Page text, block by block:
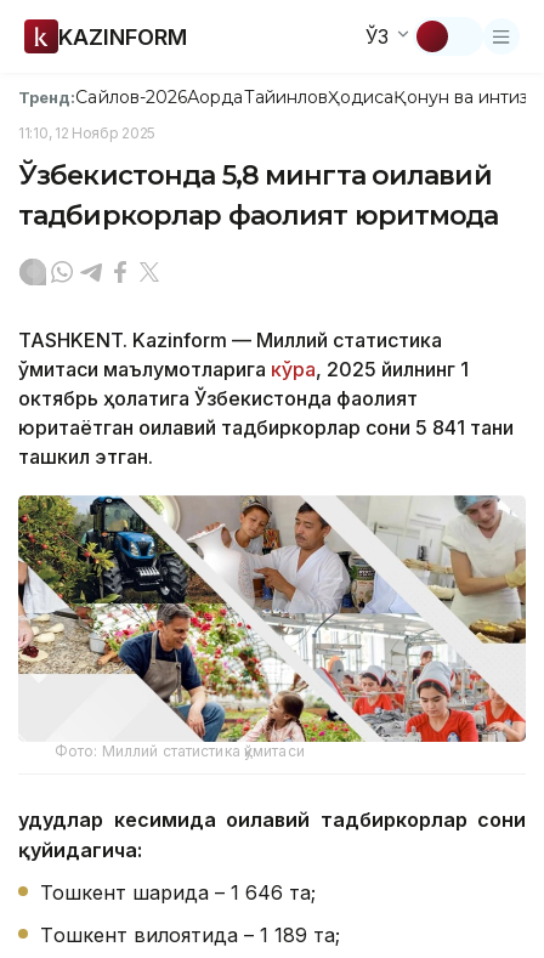
KAZINFORM ЎЗ
Тренд:Сайлов-2026АқордаТайинловҲодисаҚонун ва
11:10, 12 Ноябр 2025
Ўзбекистонда 5,8 мингта оилавий
тадбиркорлар фаолият юритмоқда
TASHKENT. Kazinform — Миллий статистика
қўмитаси маълумотларига кўра, 2025 йилнинг 1
октябрь ҳолатига Ўзбекистонда фаолият
юритаётган оилавий тадбиркорлар сони 5 841 тани
ташкил этган.
Фото: Миллий статистика қўмитаси
Ҳудудлар кесимида оилавий тадбиркорлар сони
қуйидагича:
Тошкент шаҳрида – 1 646 та;
Тoшкент вилоятида – 1 189 та;